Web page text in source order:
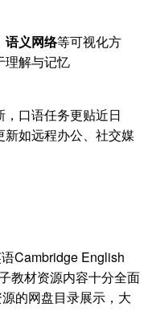
语义网络等可视化方
理解与记忆
，口语任务更贴近日
新如远程办公、社交媒
Cambridge English
教材资源内容十分全面
的网盘目录展示，大